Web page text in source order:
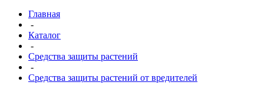
Главная
-
Каталог
-
Средства защиты растений
-
Средства защиты растений от вредителей